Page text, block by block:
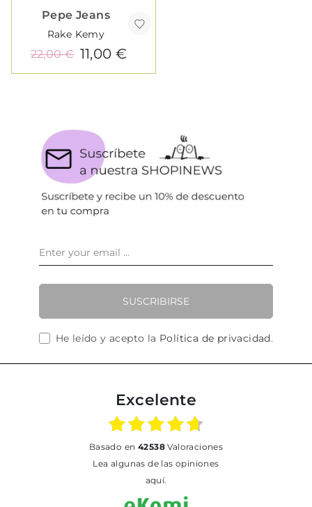
Pepe Jeans
Rake Kemy
11,00 €
22,00 €
SUSCRIBIRSE
He leído y acepto la Política de privacidad.
Excelente
basado en 42538Valoraciones
Lea algunas de las opiniones
aquí.